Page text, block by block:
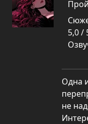
5,0 /
Одна
не